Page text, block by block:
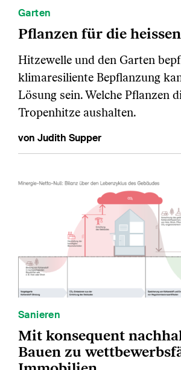
Garten
Pflanzen für die
Hitzewelle und den Garten
klimaresiliente Bepflanzung
Lösung sein. Welche Pflanzen
Tropenhitze aushalten.
von Judith Supper
Sanieren
Mit konsequent
Bauen zu